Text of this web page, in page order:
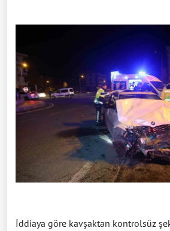
İddiaya göre kavşaktan kontrolsüz